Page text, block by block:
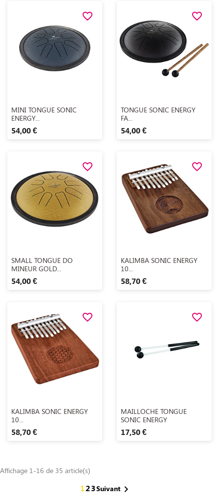
Aperçu rapide
MINI TONGUE SONIC
ENERGY...
54,00 €
favorite_border
Aperçu rapide
TONGUE SONIC ENERGY
FA...
54,00 €
favorite_border
Aperçu rapide
SMALL TONGUE DO
MINEUR GOLD...
54,00 €
favorite_border
Aperçu rapide
KALIMBA SONIC ENERGY
10...
58,70 €
favorite_border
Aperçu rapide
KALIMBA SONIC ENERGY
10...
58,70 €
favorite_border
Aperçu rapide
MAILLOCHE TONGUE
SONIC ENERGY
17,50 €
favorite_border
Affichage 1-16 de 35 article(s)
123Suivant